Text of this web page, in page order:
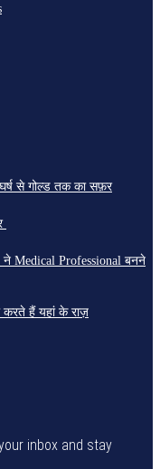
से गोल्ड तक का सफ़र
ने Medical Professional बनने
करते हैं यहां के राज़
inbox and stay